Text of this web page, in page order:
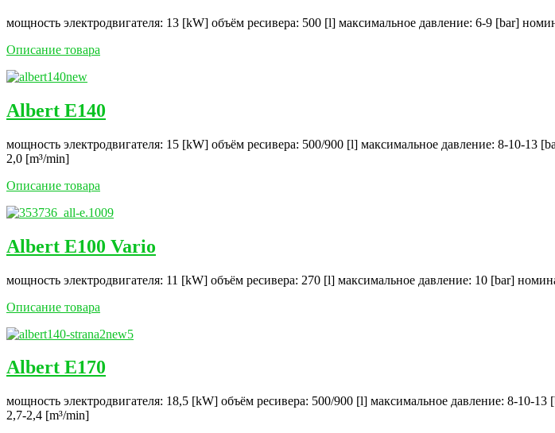
мощность электродвигателя: 13 [kW] объём ресивера: 500 [l] максимальное давление: 6-9 [bar]
Описание товара
Albert E140
мощность электродвигателя: 15 [kW] объём ресивера: 500/900 [l] максимальное давление: 8-10-
2,0 [m³/min]
Описание товара
Albert E100 Vario
мощность электродвигателя: 11 [kW] объём ресивера: 270 [l] максимальное давление: 10 [bar]
Описание товара
Albert E170
мощность электродвигателя: 18,5 [kW] объём ресивера: 500/900 [l] максимальное давление: 8-10-
2,7-2,4 [m³/min]